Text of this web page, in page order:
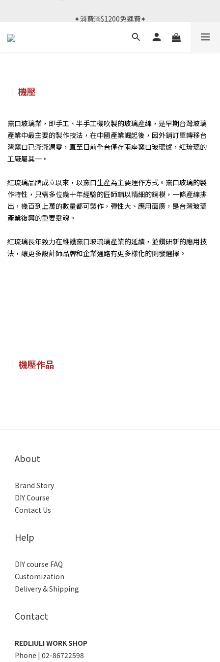
✦消費滿$1200免運費✦
春日限定體驗課 >> 作伙來預約.ᐟ‪‪.ᐟ
｜ 機壓
窯口玻璃業，即手工、半手工機吹製的玻璃產線，是早期台灣玻璃
產業中最主要的製作技法，在中國產業崛起後，因外銷訂單轉移台
灣窯口已漸漸凋零，直至目前全台僅存兩座窯口玻璃爐，紅琉璃的
工廠屬其一。
紅琉璃品牌成立以來，以窯口生產為主要運作方式。窯口玻璃的製
作特性，只需多位幾十年經驗的匠師輔以精細的鋼模，一條產線排
出，幾百到上萬的數量都可製作，彈性大、應用面廣，是台灣玻璃
產業復興的重要靈魂。
紅琉璃長年致力在維護窯口玻琉璃產業的延續，並鑽研新的應用技
法，讓更多設計師品牌和企業通路有更多樣化的開發選擇。
｜ 機壓作品
About
Brand Story
DIY Course
Contact Us
Help
DIY course FAQ
Customization
Delivery & Shipping
Contact
REDLIULI WORK SHOP
Phone | 02-86722598